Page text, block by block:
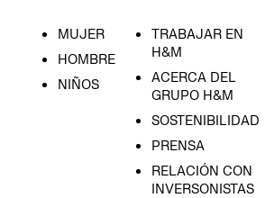
MUJER
HOMBRE
NIÑOS
TRABAJAR EN
H&M
ACERCA DEL
GRUPO H&M
SOSTENIBILIDAD
PRENSA
RELACIÓN CON
INVERSONISTAS